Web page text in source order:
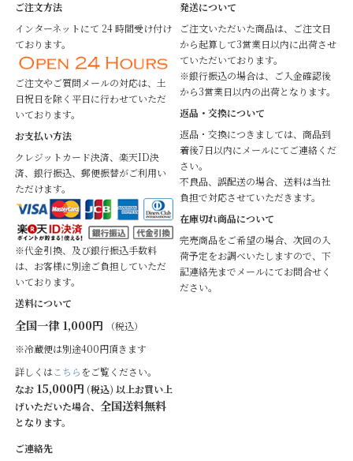
ご注文方法
インターネットにて 24 時間受け付け
ております。
ご注文やご質問メールの対応は、土
日祝日を除く平日に行わせていただ
いております。
お支払い方法
クレジットカード決済、楽天ID決
済、銀行振込、郵便振替がご利用い
ただけます。
※代金引換、及び銀行振込手数料
は、お客様に別途ご負担していただ
いております。
送料について
全国一律 1,000円 （税込）
※冷蔵便は別途400円頂きます
詳しくはこちらをご覧ください。
なお 15,000円 (税込) 以上お買い上
げいただいた場合、 全国送料無料
となります。
発送について
ご注文いただいた商品は、ご注文日
から起算して3営業日以内に出荷させ
ていただいております。
※銀行振込の場合は、ご入金確認後
から3営業日以内の出荷となります。
返品・交換について
返品・交換につきましては、商品到
着後7日以内にメールにてご連絡くだ
さい。
不良品、誤配送の場合、送料は当社
負担で対応させていただきます。
在庫切れ商品について
完売商品をご希望の場合、次回の入
荷予定をお調べいたしますので、下
記連絡先までメールにてお問合せく
ださい。
ご連絡先